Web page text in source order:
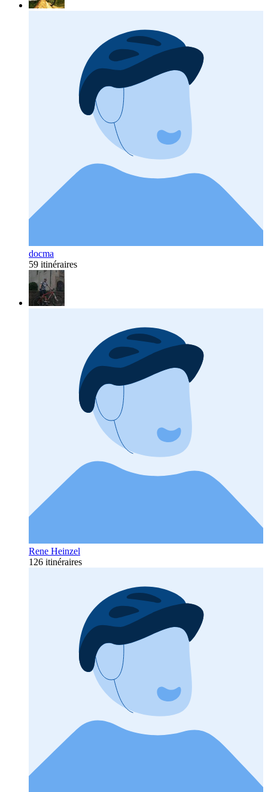
docma
59 itinéraires
Rene Heinzel
126 itinéraires